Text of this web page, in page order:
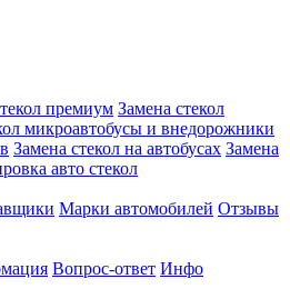
премиум Замена стекол
микроавтобусы и внедорожники
Замена стекол на автобусах Замена
авто стекол
Марки автомобилей Отзывы
Вопрос-ответ Инфо